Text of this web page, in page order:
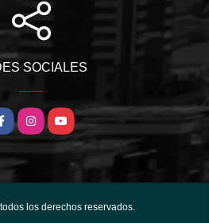
SOCIALES
InstagramYouTube
los derechos reservados.